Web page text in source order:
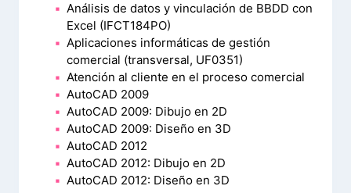
Análisis de datos y vinculación de BBDD con
Excel (IFCT184PO)
Aplicaciones informáticas de gestión
comercial (transversal, UF0351)
Atención al cliente en el proceso comercial
AutoCAD 2009
AutoCAD 2009: Dibujo en 2D
AutoCAD 2009: Diseño en 3D
AutoCAD 2012
AutoCAD 2012: Dibujo en 2D
AutoCAD 2012: Diseño en 3D